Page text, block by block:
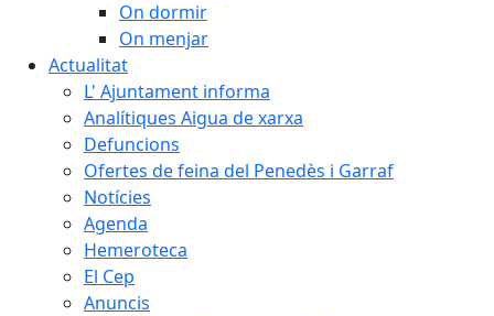
On dormir
On menjar
Actualitat
L' Ajuntament informa
Analítiques Aigua de xarxa
Defuncions
Ofertes de feina del Penedès i Garraf
Notícies
Agenda
Hemeroteca
El Cep
Anuncis